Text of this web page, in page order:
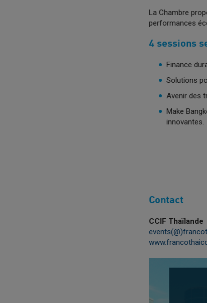
La Chambre
performances
4 sessions
Finance
Solutions
Avenir des
Make
innovantes.
Contact
CCIF Thaïlande